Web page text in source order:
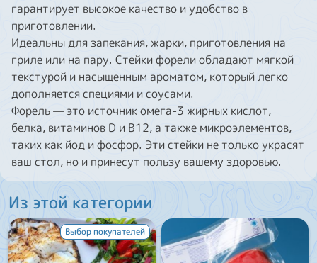
гарантирует высокое качество и удобство в
приготовлении.
Идеальны для запекания, жарки, приготовления на
гриле или на пару. Стейки форели обладают мягкой
текстурой и насыщенным ароматом, который легко
дополняется специями и соусами.
Форель — это источник омега-3 жирных кислот,
белка, витаминов D и B12, а также микроэлементов,
таких как йод и фосфор. Эти стейки не только украсят
ваш стол, но и принесут пользу вашему здоровью.
Из этой категории
Выбор покупателей